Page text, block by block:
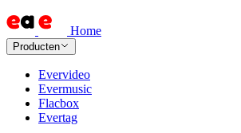
Home
Producten
Evervideo
Evermusic
Flacbox
Evertag